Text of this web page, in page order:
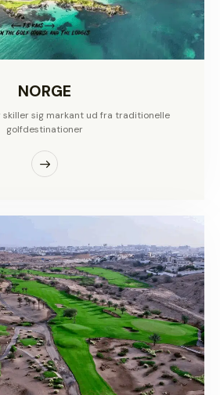
NORGE
skiller sig markant ud fra traditionelle
golfdestinationer